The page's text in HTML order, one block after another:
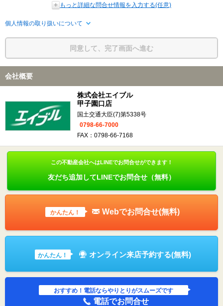
もっと詳細な問合せ情報を入力する(任意)
個人情報の取り扱いについて
同意して、完了画面へ進む
会社概要
株式会社エイブル
甲子園口店
国土交通大臣(7)第5338号
0798-66-7000
FAX：0798-66-7168
この不動産会社へはLINEでお問合せができます！
友だち追加してLINEでお問合せ（無料）
かんたん！ Webでお問合せ(無料)
かんたん！ オンライン来店予約する(無料)
おすすめ！電話ならやりとりがスムーズです
電話でお問合せ